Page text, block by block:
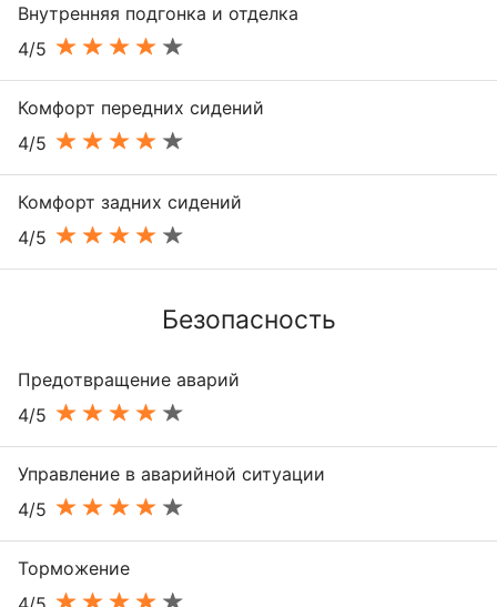
Внутренняя подгонка и отделка
4/5
Комфорт передних сидений
4/5
Комфорт задних сидений
4/5
Безопасность
Предотвращение аварий
4/5
Управление в аварийной ситуации
4/5
Торможение